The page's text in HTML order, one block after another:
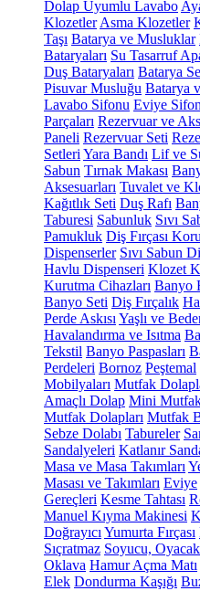
Dolap Uyumlu Lavabo
Klozetler Asma Klozetler
Taşı Batarya ve Musluklar
Bataryaları Su Tasarruf
Duş Bataryaları Batarya
Pisuvar Musluğu Batarya
Lavabo Sifonu Eviye
Parçaları Rezervuar ve
Paneli Rezervuar Seti
Setleri Yara Bandı Lif ve
Sabun Tırnak Makası
Aksesuarları Tuvalet ve
Kağıtlık Seti Duş Rafı
Taburesi Sabunluk Sıvı
Pamukluk Diş Fırçası
Dispenserler Sıvı Sabun
Havlu Dispenseri Klozet
Kurutma Cihazları Banyo
Banyo Seti Diş Fırçalık
Perde Askısı Yaşlı ve
Havalandırma ve Isıtma
Tekstil Banyo Paspasları
Perdeleri Bornoz Peştemal
Mobilyaları Mutfak
Amaçlı Dolap Mini
Mutfak Dolapları Mutfak
Sebze Dolabı Tabureler
Sandalyeleri Katlanır
Masa ve Masa Takımları
Masası ve Takımları Eviye
Gereçleri Kesme Tahtası
Manuel Kıyma Makinesi
Doğrayıcı Yumurta Fırçası
Sıçratmaz Soyucu, Oyacak
Oklava Hamur Açma Matı
Elek Dondurma Kaşığı